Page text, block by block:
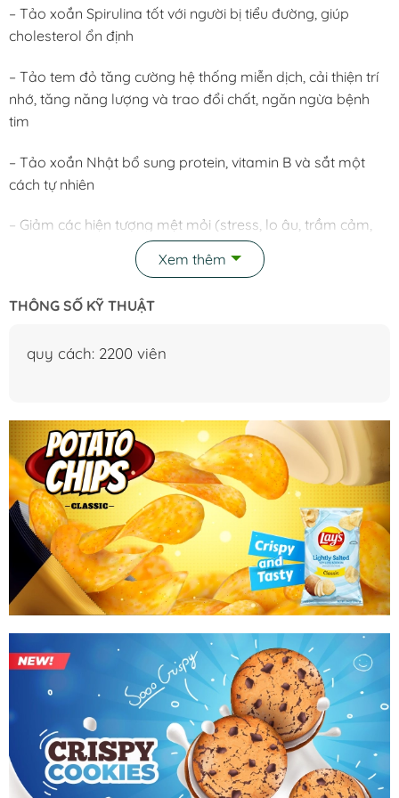
– Tảo xoắn Spirulina tốt với người bị tiểu đường, giúp
cholesterol ổn định
– Tảo tem đỏ tăng cường hệ thống miễn dịch, cải thiện trí
nhớ, tăng năng lượng và trao đổi chất, ngăn ngừa bệnh
tim
– Tảo xoắn Nhật bổ sung protein, vitamin B và sắt một
cách tự nhiên
– Giảm các hiện tượng mệt mỏi (stress, lo âu, trầm cảm,
hội chứng tiền kinh nguyệt, các triệu chứng tiền mãn kinh)
Spirulina hộp 2200 viên:
– Trẻ dưới 5 tuổi: 3-5v/ngày chia làm 2 lần
– Người lớn: 20-40v/ngày chia làm 2 lần
Chú ý: Dùng tảo xoắn tem đỏ Spirulina trước bữa ăn
30-60p đối với người muốn giảm cân và giữ cân, sau ăn
30p với người muốn tăng cân.
3.LƯU Ý: Các TPCN của Nhật chỉ có seal dán bên ngoài
hộp giấy, không có seal ở hộp thủy tinh/hộp nhựa bên
trong. Hộp thủy tinh/hộp nhựa bên trong khi mở ra chỉ có
phẩm của VN hoặc các nước khác.
SẢN PHẨM TẢO XOẮN NHẬT SPIRULINA TEM ĐỎ KHÔNG
PHẢI LÀ THUỐC VÀ KHÔNG CÓ TÁC DỤNG THAY THỂ
THUỐC CHỮA BỆNH.
Xem thêm
THÔNG SỐ KỸ THUẬT
quy cách: 2200 viên